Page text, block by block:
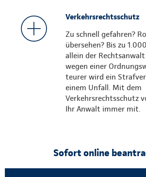
Verkehrsrechtsschutz
Zu schnell gefahren?
übersehen? Bis zu
allein der
wegen einer
teurer wird ein
einem Unfall. Mit dem
Verkehrsrechtsschutz
Ihr Anwalt immer mit.
Sofort online